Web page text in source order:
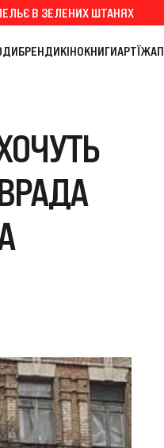
В ЗЕЛЕНИХ ШТАНЯХ
БРЕНДИКІНОКНИГИАРТЇЖА